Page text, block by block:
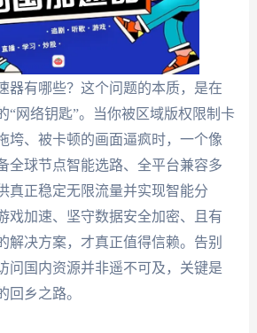
器有哪些？这个问题的本质，是在
“网络钥匙”。当你被区域版权限制卡
垮、被卡顿的画面逼疯时，一个像
全球节点智能选路、全平台兼容多
真正稳定无限流量并实现智能分
戏加速、坚守数据安全加密、且有
解决方案，才真正值得信赖。告别
问国内资源并非遥不可及，关键是
回乡之路。